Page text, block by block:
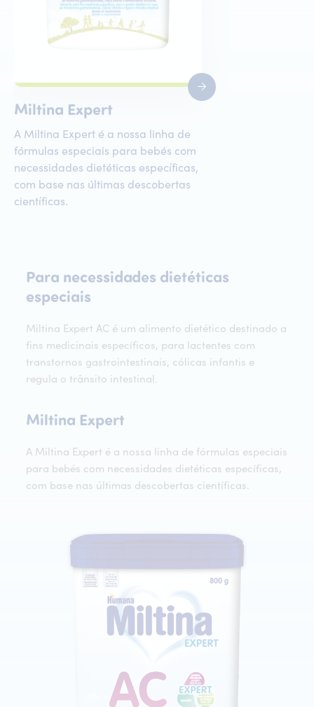
Miltina Expert
A Miltina Expert é a nossa linha de
fórmulas especiais para bebés com
necessidades dietéticas específicas,
com base nas últimas descobertas
científicas.
Para necessidades dietéticas
especiaisPara necessidades dietéticas
Miltina Expert AC é um alimento dietético destinado a
fins medicinais específicos, para lactentes com
transtornos gastrointestinais, cólicas infantis e
regula o trânsito intestinal.
Miltina ExpertMiltina Expert
A Miltina Expert é a nossa linha de fórmulas especiais
para bebés com necessidades dietéticas específicas,
com base nas últimas descobertas científicas.